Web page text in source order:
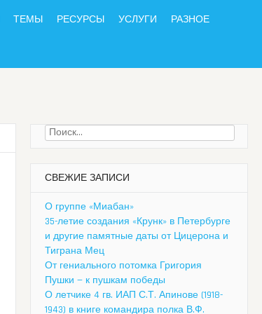
ТЕМЫ РЕСУРСЫ УСЛУГИ РАЗНОЕ
Найти:
СВЕЖИЕ ЗАПИСИ
О группе «Миабан»
35-летие создания «Крунк» в Петербурге
и другие памятные даты от Цицерона и
Тиграна Мец
От гениального потомка Григория
Пушки — к пушкам победы
О летчике 4 гв. ИАП С.Т. Апинове (1918-
1943) в книге командира полка В.Ф.